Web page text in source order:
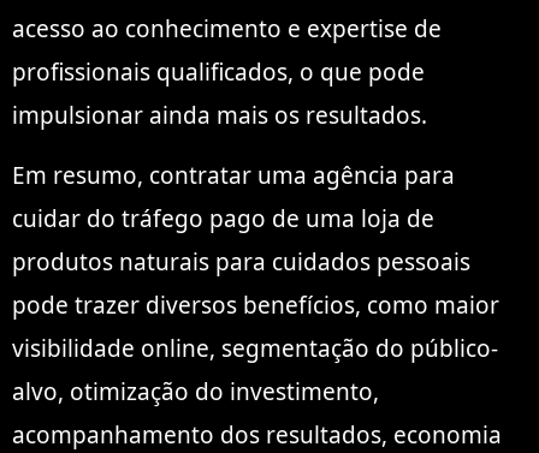
acesso ao conhecimento e expertise de
profissionais qualificados, o que pode
impulsionar ainda mais os resultados.
Em resumo, contratar uma agência para
cuidar do tráfego pago de uma loja de
produtos naturais para cuidados pessoais
pode trazer diversos benefícios, como maior
visibilidade online, segmentação do público-
alvo, otimização do investimento,
acompanhamento dos resultados, economia